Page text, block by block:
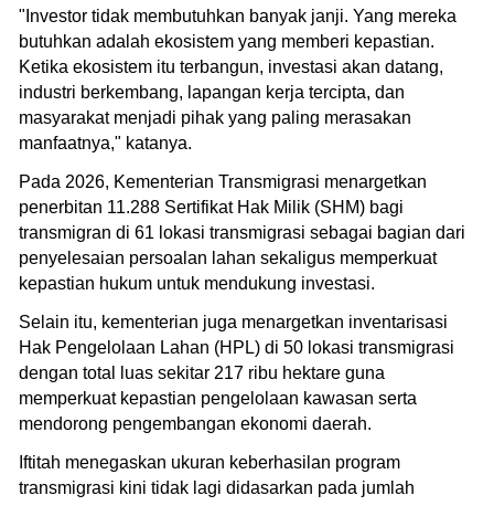
"Investor tidak membutuhkan banyak janji. Yang mereka
butuhkan adalah ekosistem yang memberi kepastian.
Ketika ekosistem itu terbangun, investasi akan datang,
industri berkembang, lapangan kerja tercipta, dan
masyarakat menjadi pihak yang paling merasakan
manfaatnya," katanya.
Pada 2026, Kementerian Transmigrasi menargetkan
penerbitan 11.288 Sertifikat Hak Milik (SHM) bagi
transmigran di 61 lokasi transmigrasi sebagai bagian dari
penyelesaian persoalan lahan sekaligus memperkuat
kepastian hukum untuk mendukung investasi.
Selain itu, kementerian juga menargetkan inventarisasi
Hak Pengelolaan Lahan (HPL) di 50 lokasi transmigrasi
dengan total luas sekitar 217 ribu hektare guna
memperkuat kepastian pengelolaan kawasan serta
mendorong pengembangan ekonomi daerah.
Iftitah menegaskan ukuran keberhasilan program
transmigrasi kini tidak lagi didasarkan pada jumlah